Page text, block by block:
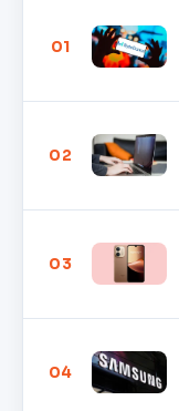
01
02
03
04